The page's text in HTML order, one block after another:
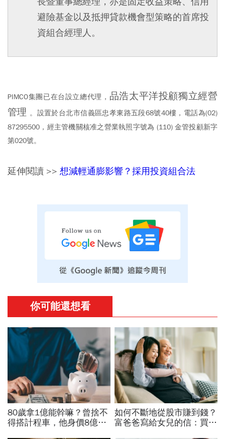
避險基金以及抵押貸款機會型策略的首席投
資組合經理人。
PIMCO集團已在台設立總代理 ， 品浩太平洋投顧獨立經營
管理 。設置於台北市信義區忠孝東路五段68號40樓，電話為(02)
87295500，經主管機關核准之營業執照字號為 (110) 金管投顧新字
第020號。
延伸閱讀 >> 想減輕通膨影響？採用投資組合法